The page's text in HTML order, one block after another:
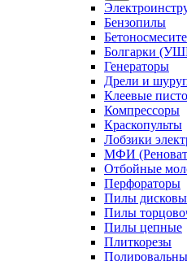
Бензопилы
Болгарки
Генераторы
Дрели и
Клеевые
Компрессоры
Краскопульты
Лобзики
МФИ
Отбойные
Перфораторы
Пилы
Пилы
Пилы цепные
Плиткорезы